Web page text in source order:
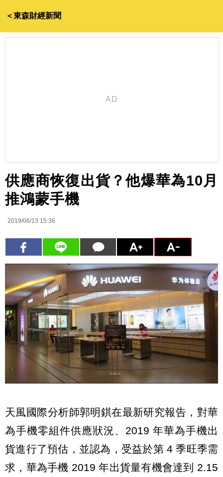
＜東森財經新聞
供應商恢復出貨？他爆華為10月
推鴻蒙手機
2019/06/13 15:36
天風國際分析師郭明錤在最新研究報告，對華
為手機零組件供應狀況、2019 年華為手機出
貨進行了預估，並認為，受益於第 4 季旺季需
求，華為手機 2019 年出貨量有機會達到 2.15